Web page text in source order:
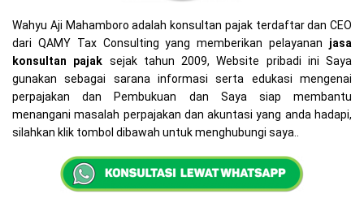
Wahyu Aji Mahamboro adalah konsultan pajak terdaftar dan CEO
dari QAMY Tax Consulting yang memberikan pelayanan jasa
konsultan pajak sejak tahun 2009, Website pribadi ini Saya
gunakan sebagai sarana informasi serta edukasi mengenai
perpajakan dan Pembukuan dan Saya siap membantu
menangani masalah perpajakan dan akuntasi yang anda hadapi,
silahkan klik tombol dibawah untuk menghubungi saya..